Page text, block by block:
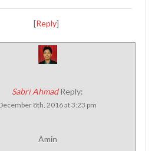
[Reply]
Sabri AhmadReply:
8th, 2016 at 3:23 pm
Amin